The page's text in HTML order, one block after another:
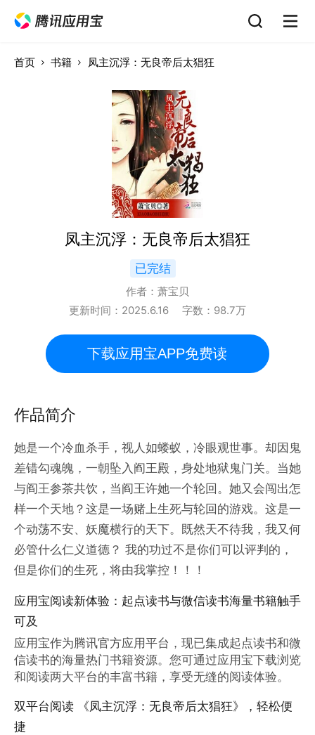
首页 书籍 凤主沉浮：无良帝后太猖狂
凤主沉浮：无良帝后太猖狂
已完结
作者： 萧宝贝
更新时间： 2025.6.16 字数： 98.7万
下载应用宝APP免费读
作品简介
她是一个冷血杀手，视人如蝼蚁，冷眼观世事。却因鬼
差错勾魂魄，一朝坠入阎王殿，身处地狱鬼门关。当她
与阎王参茶共饮，当阎王许她一个轮回。她又会闯出怎
样一个天地？这是一场赌上生死与轮回的游戏。这是一
个动荡不安、妖魔横行的天下。既然天不待我，我又何
必管什么仁义道德？ 我的功过不是你们可以评判的，
但是你们的生死，将由我掌控！！！
应用宝阅读新体验：起点读书与微信读书海量书籍触手
可及
应用宝作为腾讯官方应用平台，现已集成起点读书和微
信读书的海量热门书籍资源。您可通过应用宝下载浏览
和阅读两大平台的丰富书籍，享受无缝的阅读体验。
双平台阅读 《凤主沉浮：无良帝后太猖狂》，轻松便
捷